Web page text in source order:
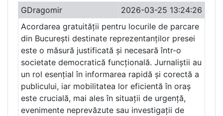
GDragomir
2026-03-25 13:24:26
Acordarea gratuității pentru locurile de parcare
din București destinate reprezentanților presei
este o măsură justificată și necesară într-o
societate democratică funcțională. Jurnaliștii au
un rol esențial în informarea rapidă și corectă a
publicului, iar mobilitatea lor eficientă în oraș
este crucială, mai ales în situații de urgență,
evenimente neprevăzute sau investigații de